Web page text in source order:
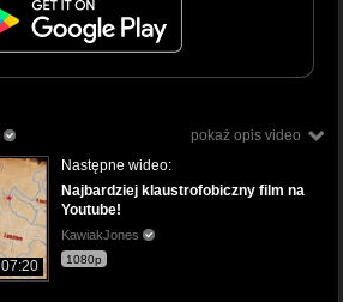
pokaż opis video
07:20
Następne wideo:
Najbardziej klaustrofobiczny film na
Youtube!
KawiakJones
1080p